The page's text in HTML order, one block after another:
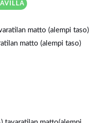
matto (alempi taso)